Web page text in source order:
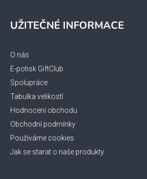
UŽITEČNÉ INFORMACE
O nás
E-potisk GiftClub
Spolupráce
Tabulka velikostí
Hodnocení obchodu
Obchodní podmínky
Používáme cookies
Jak se starat o naše produkty